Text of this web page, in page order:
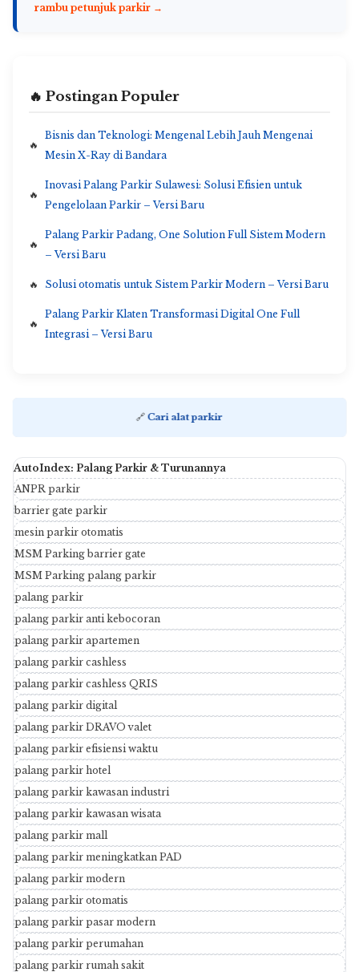
rambu petunjuk parkir →
🔥 Postingan Populer
Bisnis dan Teknologi: Mengenal Lebih Jauh Mengenai
Mesin X-Ray di Bandara
Inovasi Palang Parkir Sulawesi: Solusi Efisien untuk
Pengelolaan Parkir – Versi Baru
Palang Parkir Padang, One Solution Full Sistem Modern
– Versi Baru
Solusi otomatis untuk Sistem Parkir Modern – Versi Baru
Palang Parkir Klaten Transformasi Digital One Full
Integrasi – Versi Baru
🔗 Cari alat parkir
AutoIndex: Palang Parkir & Turunannya
ANPR parkir
barrier gate parkir
mesin parkir otomatis
MSM Parking barrier gate
MSM Parking palang parkir
palang parkir
palang parkir anti kebocoran
palang parkir apartemen
palang parkir cashless
palang parkir cashless QRIS
palang parkir digital
palang parkir DRAVO valet
palang parkir efisiensi waktu
palang parkir hotel
palang parkir kawasan industri
palang parkir kawasan wisata
palang parkir mall
palang parkir meningkatkan PAD
palang parkir modern
palang parkir otomatis
palang parkir pasar modern
palang parkir perumahan
palang parkir rumah sakit